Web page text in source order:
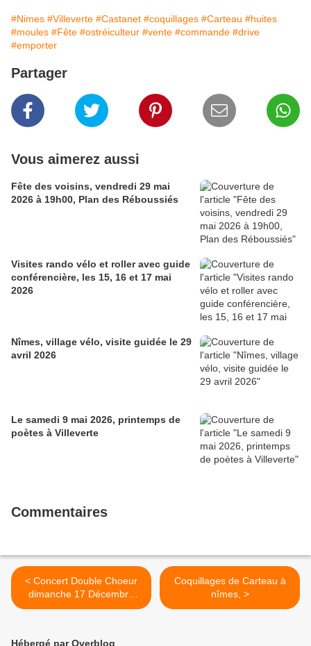
#Nimes #Villeverte #Castanet #coquillages #Carteau #huites
#moules #Fête #ostréiculteur #vente #commande #drive
#emporter
Partager
Vous aimerez aussi
Fête des voisins, vendredi 29 mai
2026 à 19h00, Plan des Réboussiés
Visites rando vélo et roller avec guide
conférencière, les 15, 16 et 17 mai
2026
Nîmes, village vélo, visite guidée le 29
avril 2026
Le samedi 9 mai 2026, printemps de
poètes à Villeverte
Commentaires
< Concert Double Choeur
dimanche 17 Décembre
2017 à 15h30 Eglise St
Coquillages de Carteau à
nîmes, >
Hébergé par Overblog